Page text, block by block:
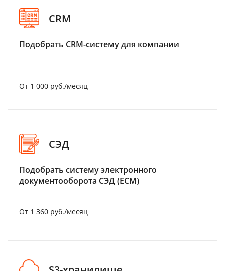
CRM
Подобрать CRM-систему для компании
От 1 000 руб./месяц
СЭД
Подобрать систему электронного
документооборота СЭД (ECM)
От 1 360 руб./месяц